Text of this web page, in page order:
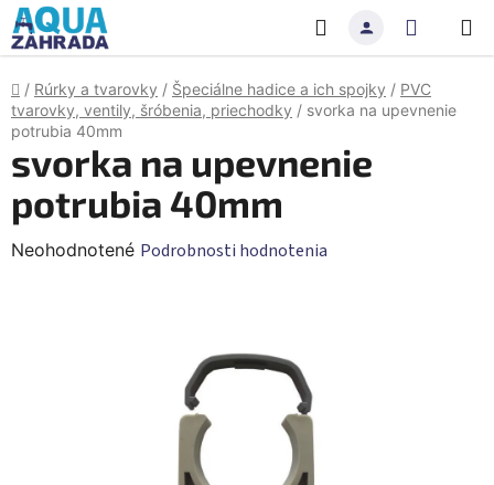
Prejsť
na
obsah
Hľadať
KOŠÍK
Domov
/ Rúrky a tvarovky / Špeciálne hadice a ich spojky / PVC
tvarovky, ventily, šróbenia, priechodky / svorka na upevnenie
potrubia 40mm
svorka na upevnenie
potrubia 40mm
Priemerné
Neohodnotené Podrobnosti hodnotenia